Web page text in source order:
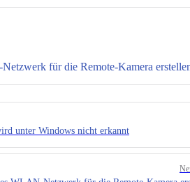
für die Remote-Kamera
unter Windows nicht erkannt